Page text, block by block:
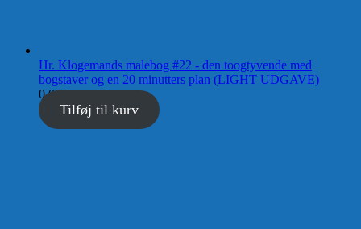
Hr. Klogemands malebog #22 - den toogtyvende med
bogstaver og en 20 minutters plan (LIGHT UDGAVE)
0,00kr.
Tilføj til kurv